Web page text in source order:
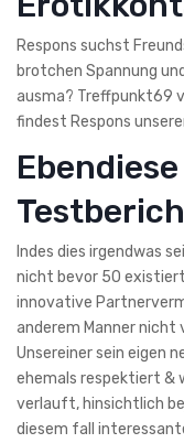
Respons suchst
brotchen Spannung
ausma? Treffpunkt69
findest Respons
Indes dies irgendwas
nicht bevor 50
innovative
anderem Manner
Unsereiner sein eigen
ehemals respektiert &
verlauft, hinsichtlich
diesem fall